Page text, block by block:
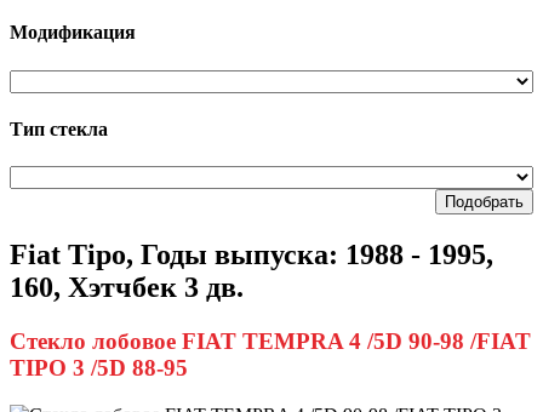
Модификация
Тип стекла
Подобрать
Fiat Tipo, Годы выпуска: 1988 - 1995,
160, Хэтчбек 3 дв.
Стекло лобовое FIAT TEMPRA 4 /5D 90-98 /FIAT
TIPO 3 /5D 88-95